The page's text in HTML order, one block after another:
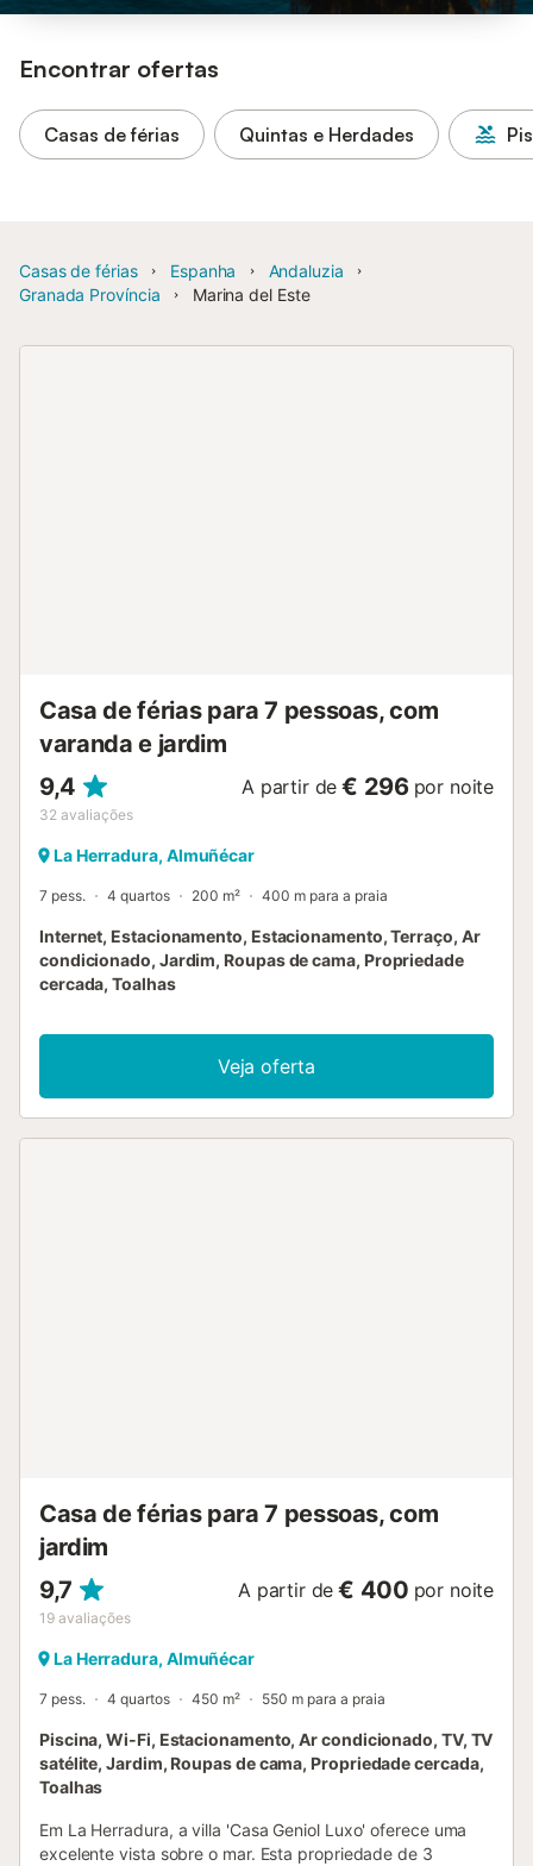
Encontrar ofertas
Casas de férias Quintas e Herdades
Casas de férias Espanha
Andaluzia
Granada Província
Marina del Este
Casa de férias para 7 pessoas, com
varanda e jardim
9,4
32 avaliações
A partir de € 296 por noite
La Herradura, Almuñécar
7 pess. 4 quartos 200 m² 400 m para a praia
Internet, Estacionamento, Estacionamento, Terraço, Ar
condicionado, Jardim, Roupas de cama, Propriedade
cercada, Toalhas
Veja oferta
Casa de férias para 7 pessoas, com
jardim
9,7
19 avaliações
A partir de € 400 por noite
La Herradura, Almuñécar
7 pess. 4 quartos 450 m² 550 m para a praia
Piscina, Wi-Fi, Estacionamento, Ar condicionado, TV, TV
satélite, Jardim, Roupas de cama, Propriedade cercada,
Toalhas
Em La Herradura, a villa 'Casa Geniol Luxo' oferece uma
excelente vista sobre o mar. Esta propriedade de 3